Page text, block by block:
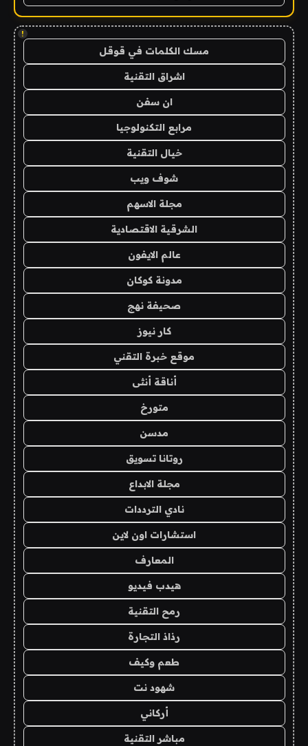
!
مسك الكلمات في قوقل
اشراق التقنية
ان سفن
مرابع التكنولوجيا
خيال التقنية
شوف ويب
مجلة الاسهم
الشرقية الاقتصادية
عالم الايفون
مدونة كوكان
صحيفة نهج
كار نيوز
موقع خبرة التقني
أناقة أنثى
متورخ
مدسن
روتانا تسويق
مجلة الابداع
نادي الترددات
استشارات اون لاين
المعارف
هيدب فيديو
رمح التقنية
رذاذ التجارة
طعم وكيف
شهود نت
أركاني
مباشر التقنية